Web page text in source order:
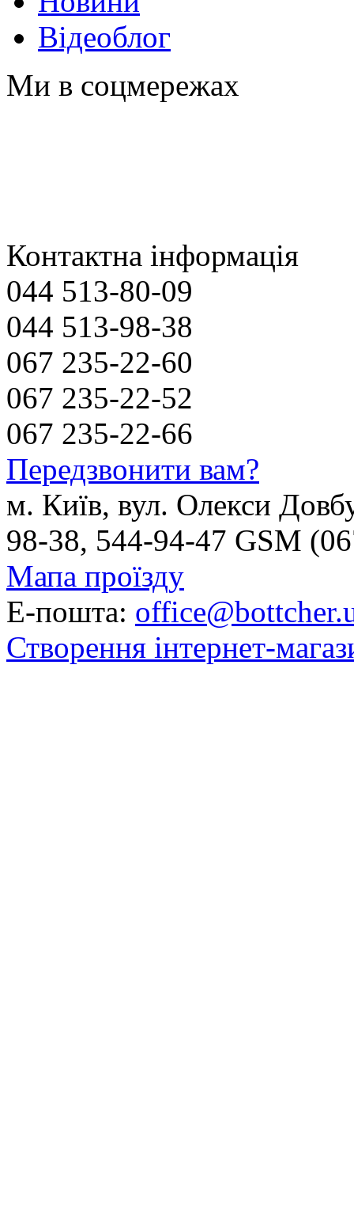
Відеоблог
Ми в соцмережах
Контактна інформація
044 513-80-09
044 513-98-38
067 235-22-60
067 235-22-52
067 235-22-66
Передзвонити вам?
м. Київ, вул. Олекси
98-38, 544-94-47 GSM
Мапа проїзду
Е-пошта:
Створення інтернет-